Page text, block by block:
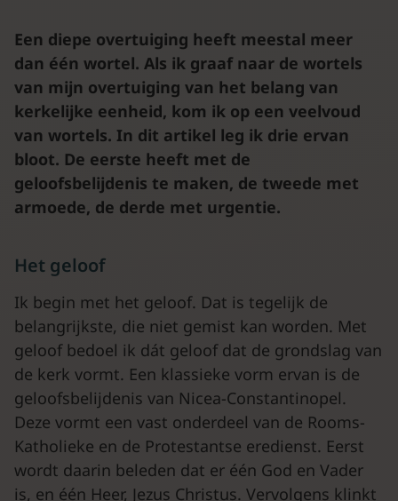
Een diepe overtuiging heeft meestal meer
dan één wortel. Als ik graaf naar de wortels
van mijn overtuiging van het belang van
kerkelijke eenheid, kom ik op een veelvoud
van wortels. In dit artikel leg ik drie ervan
bloot. De eerste heeft met de
geloofsbelijdenis te maken, de tweede met
armoede, de derde met urgentie.
Het geloof
Ik begin met het geloof. Dat is tegelijk de
belangrijkste, die niet gemist kan worden. Met
geloof bedoel ik dát geloof dat de grondslag van
de kerk vormt. Een klassieke vorm ervan is de
geloofsbelijdenis van Nicea-Constantinopel.
Deze vormt een vast onderdeel van de Rooms-
Katholieke en de Protestantse eredienst. Eerst
wordt daarin beleden dat er één God en Vader
is, en één Heer, Jezus Christus. Vervolgens klinkt